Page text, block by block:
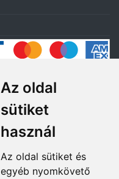
Az oldal
sütiket
használ
Az oldal sütiket és
egyéb nyomkövető